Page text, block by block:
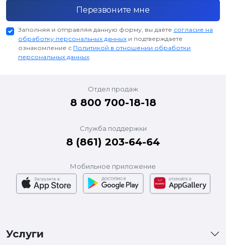
Перезвоните мне
Заполняя и отправляя данную форму, вы даёте согласие на
обработку персональных данных и подтверждаете
ознакомление с Политикой в отношении обработки
персональных данных
Услуги
Мобильное приложение
Отдел продаж
8 800 700-18-18
Служба поддержки
8 (861) 203-64-64